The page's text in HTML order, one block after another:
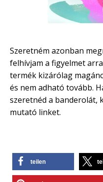
Szeretném azonban
felhívjam a figyelmet
termék kizárólag
és nem adható tovább.
szeretnéd a banderolát,
mutató linket.
teilen